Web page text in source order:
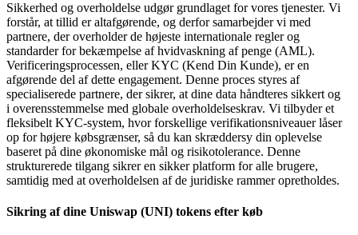
Sikkerhed og overholdelse udgør grundlaget for vores tjenester. Vi
forstår, at tillid er altafgørende, og derfor samarbejder vi med
partnere, der overholder de højeste internationale regler og
standarder for bekæmpelse af hvidvaskning af penge (AML).
Verificeringsprocessen, eller KYC (Kend Din Kunde), er en
afgørende del af dette engagement. Denne proces styres af
specialiserede partnere, der sikrer, at dine data håndteres sikkert og
i overensstemmelse med globale overholdelseskrav. Vi tilbyder et
fleksibelt KYC-system, hvor forskellige verifikationsniveauer låser
op for højere købsgrænser, så du kan skræddersy din oplevelse
baseret på dine økonomiske mål og risikotolerance. Denne
strukturerede tilgang sikrer en sikker platform for alle brugere,
samtidig med at overholdelsen af de juridiske rammer opretholdes.
Sikring af dine Uniswap (UNI) tokens efter køb